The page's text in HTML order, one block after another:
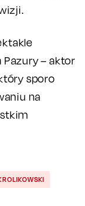
Pazury – aktor
sporo
na